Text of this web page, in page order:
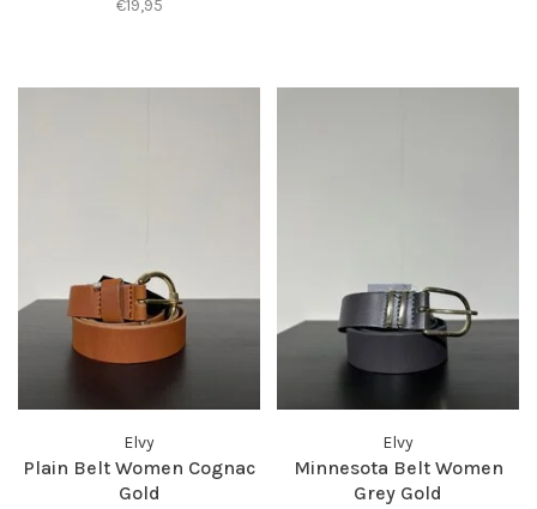
€19,95
Elvy
Plain Belt Women Cognac
Gold
Elvy
Minnesota Belt Women
Grey Gold